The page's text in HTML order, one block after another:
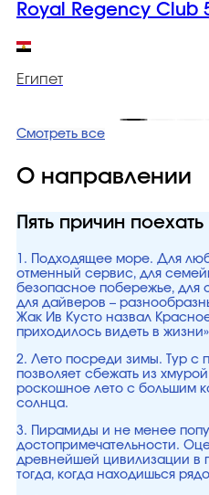
Royal Regency Club
Египет
Смотреть все
О направлении
Пять причин поехать
1. Подходящее море. Для
отменный сервис, для
безопасное побережье, для
для дайверов –
Жак Ив Кусто назвал
приходилось видеть в
2. Лето посреди зимы. Тур с
позволяет сбежать из
роскошное лето с большим
солнца.
3. Пирамиды и не менее
достопримечательности.
древнейшей цивилизации в
тогда, когда находишься